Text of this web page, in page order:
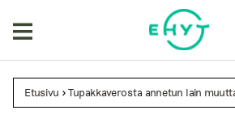
Etusivu >Tupakkaverosta annetun lain